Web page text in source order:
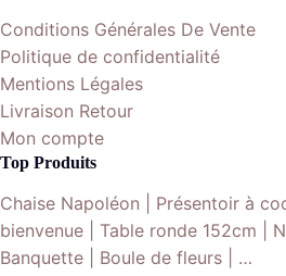
Conditions Générales De Vente
Politique de confidentialité
Mentions Légales
Livraison Retour
Mon compte
Top Produits
Chaise Napoléon | Présentoir à
bienvenue | Table ronde 152cm |
Banquette | Boule de fleurs | …